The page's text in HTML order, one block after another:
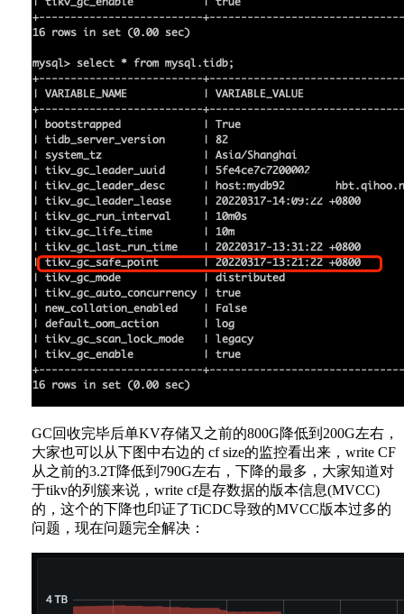
GC回收完毕后单KV存储又之前的800G降低到200G左右，
大家也可以从下图中右边的 cf size的监控看出来，write CF
从之前的3.2T降低到790G左右，下降的最多，大家知道对
于tikv的列簇来说，write cf是存数据的版本信息(MVCC)
的，这个的下降也印证了TiCDC导致的MVCC版本过多的
问题，现在问题完全解决：